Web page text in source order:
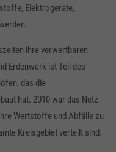
Elektrogeräte,
ihre verwertbaren
Erdenwerk ist Teil des
das die
hat. 2010 war das Netz
Wertstoffe und Abfälle zu
Kreisgebiet verteilt sind.